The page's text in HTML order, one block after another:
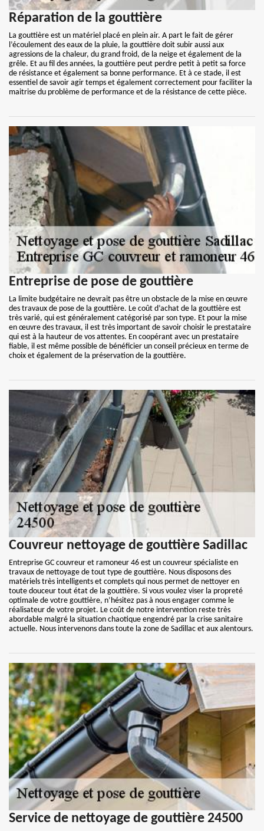
Réparation de la gouttière
La gouttière est un matériel placé en plein air. A part le fait de gérer
l’écoulement des eaux de la pluie, la gouttière doit subir aussi aux
agressions de la chaleur, du grand froid, de la neige et également de la
grêle. Et au fil des années, la gouttière peut perdre petit à petit sa force
de résistance et également sa bonne performance. Et à ce stade, il est
essentiel de savoir agir temps et également correctement pour faciliter la
maitrise du problème de performance et de la résistance de cette pièce.
Entreprise de pose de gouttière
La limite budgétaire ne devrait pas être un obstacle de la mise en œuvre
des travaux de pose de la gouttière. Le coût d’achat de la gouttière est
très varié, qui est généralement catégorisé par son type. Et pour la mise
en œuvre des travaux, il est très important de savoir choisir le prestataire
qui est à la hauteur de vos attentes. En coopérant avec un prestataire
fiable, il est même possible de bénéficier un conseil précieux en terme de
choix et également de la préservation de la gouttière.
Couvreur nettoyage de gouttière Sadillac
Entreprise GC couvreur et ramoneur 46 est un couvreur spécialiste en
travaux de nettoyage de tout type de gouttière. Nous disposons des
matériels très intelligents et complets qui nous permet de nettoyer en
toute douceur tout état de la gouttière. Si vous voulez viser la propreté
optimale de votre gouttière, n’hésitez pas à nous engager comme le
réalisateur de votre projet. Le coût de notre intervention reste très
abordable malgré la situation chaotique engendré par la crise sanitaire
actuelle. Nous intervenons dans toute la zone de Sadillac et aux alentours.
Service de nettoyage de gouttière 24500